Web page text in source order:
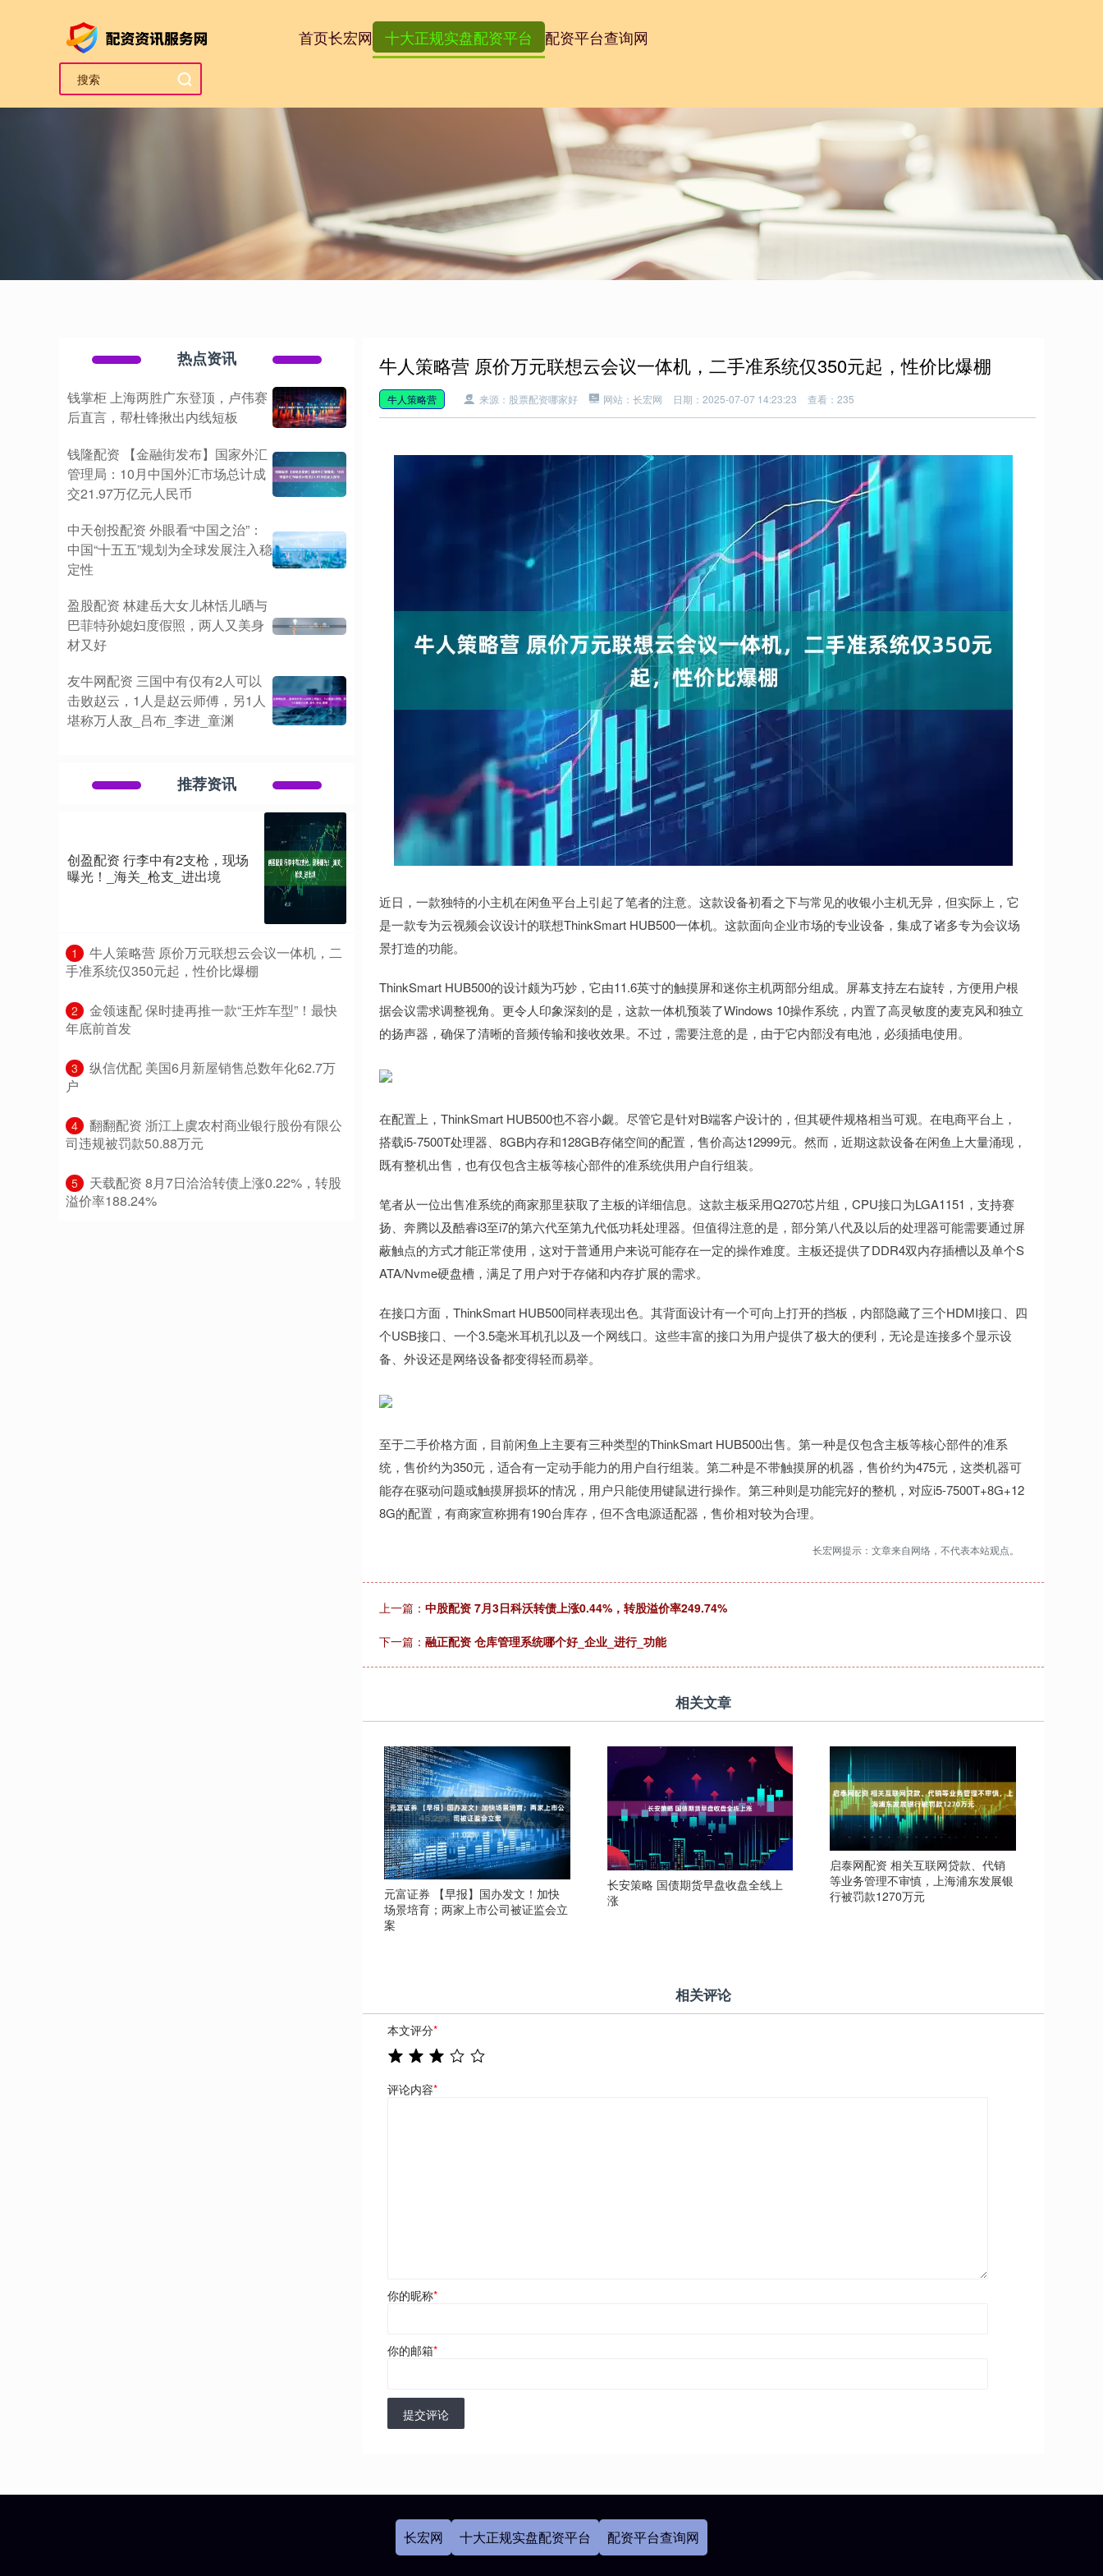
首页长宏网 十大正规实盘配资平台 配资平台查询网
牛人策略营 原价万元联想云会议一体机，二手准系统仅350元起，性价比爆棚
牛人策略营 来源：股票配资哪家好 网站：长宏网 日期：2025-07-07 14:23:23 查看：235
近日，一款独特的小主机在闲鱼平台上引起了笔者的注意。这款设备初看之下与常见的收银小主机无异，但实际上，它
是一款专为云视频会议设计的联想ThinkSmart HUB500一体机。这款面向企业市场的专业设备，集成了诸多专为会议场
景打造的功能。
ThinkSmart HUB500的设计颇为巧妙，它由11.6英寸的触摸屏和迷你主机两部分组成。屏幕支持左右旋转，方便用户根
据会议需求调整视角。更令人印象深刻的是，这款一体机预装了Windows 10操作系统，内置了高灵敏度的麦克风和独立
的扬声器，确保了清晰的音频传输和接收效果。不过，需要注意的是，由于它内部没有电池，必须插电使用。
在配置上，ThinkSmart HUB500也不容小觑。尽管它是针对B端客户设计的，但其硬件规格相当可观。在电商平台上，
搭载i5-7500T处理器、8GB内存和128GB存储空间的配置，售价高达12999元。然而，近期这款设备在闲鱼上大量涌现，
既有整机出售，也有仅包含主板等核心部件的准系统供用户自行组装。
笔者从一位出售准系统的商家那里获取了主板的详细信息。这款主板采用Q270芯片组，CPU接口为LGA1151，支持赛
扬、奔腾以及酷睿i3至i7的第六代至第九代低功耗处理器。但值得注意的是，部分第八代及以后的处理器可能需要通过屏
蔽触点的方式才能正常使用，这对于普通用户来说可能存在一定的操作难度。主板还提供了DDR4双内存插槽以及单个S
ATA/Nvme硬盘槽，满足了用户对于存储和内存扩展的需求。
在接口方面，ThinkSmart HUB500同样表现出色。其背面设计有一个可向上打开的挡板，内部隐藏了三个HDMI接口、四
个USB接口、一个3.5毫米耳机孔以及一个网线口。这些丰富的接口为用户提供了极大的便利，无论是连接多个显示设
备、外设还是网络设备都变得轻而易举。
至于二手价格方面，目前闲鱼上主要有三种类型的ThinkSmart HUB500出售。第一种是仅包含主板等核心部件的准系
统，售价约为350元，适合有一定动手能力的用户自行组装。第二种是不带触摸屏的机器，售价约为475元，这类机器可
能存在驱动问题或触摸屏损坏的情况，用户只能使用键鼠进行操作。第三种则是功能完好的整机，对应i5-7500T+8G+12
8G的配置，有商家宣称拥有190台库存，但不含电源适配器，售价相对较为合理。
长宏网提示：文章来自网络，不代表本站观点。
上一篇： 中股配资 7月3日科沃转债上涨0.44%，转股溢价率249.74%
下一篇： 融正配资 仓库管理系统哪个好_企业_进行_功能
相关文章
元富证券 【早报】国办发文！加快
场景培育；两家上市公司被证监会立
案
长安策略 国债期货早盘收盘全线上
涨
启泰网配资 相关互联网贷款、代销
等业务管理不审慎，上海浦东发展银
行被罚款1270万元
相关评论
本文评分*
评论内容*
你的昵称*
你的邮箱*
提交评论
热点资讯
钱掌柜 上海两胜广东登顶，卢伟赛
后直言，帮杜锋揪出内线短板
钱隆配资 【金融街发布】国家外汇
管理局：10月中国外汇市场总计成
交21.97万亿元人民币
中天创投配资 外眼看“中国之治”：
中国“十五五”规划为全球发展注入稳
定性
盈股配资 林建岳大女儿林恬儿晒与
巴菲特孙媳妇度假照，两人又美身
材又好
友牛网配资 三国中有仅有2人可以
击败赵云，1人是赵云师傅，另1人
堪称万人敌_吕布_李进_童渊
推荐资讯
创盈配资 行李中有2支枪，现场
曝光！_海关_枪支_进出境
1
​牛人策略营 原价万元联想云会议一体机，二
手准系统仅350元起，性价比爆棚
2
​金领速配 保时捷再推一款“王炸车型”！最快
年底前首发
3
​纵信优配 美国6月新屋销售总数年化62.7万
户
4
​翻翻配资 浙江上虞农村商业银行股份有限公
司违规被罚款50.88万元
5
​天载配资 8月7日洽洽转债上涨0.22%，转股
溢价率188.24%
长宏网 十大正规实盘配资平台 配资平台查询网